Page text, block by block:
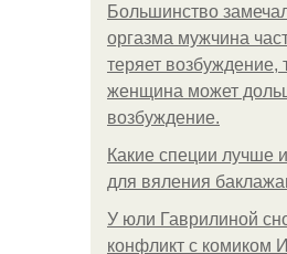
Большинство
оргазма мужчина
теряет возбуждение,
женщина может
возбуждение.
Какие специи лучше
для вяления
У юли Гаврилиной
конфликт с комиком